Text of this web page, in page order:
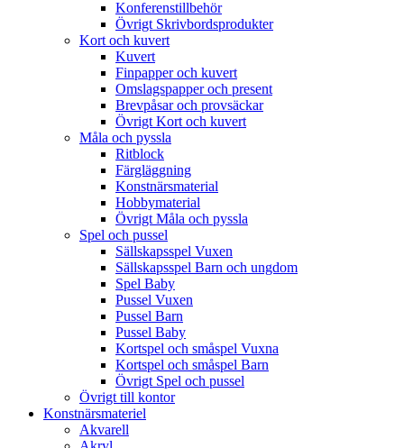
Konferenstillbehör
Övrigt Skrivbordsprodukter
Kort och kuvert
Kuvert
Finpapper och kuvert
Omslagspapper och present
Brevpåsar och provsäckar
Övrigt Kort och kuvert
Måla och pyssla
Ritblock
Färgläggning
Konstnärsmaterial
Hobbymaterial
Övrigt Måla och pyssla
Spel och pussel
Sällskapsspel Vuxen
Sällskapsspel Barn och ungdom
Spel Baby
Pussel Vuxen
Pussel Barn
Pussel Baby
Kortspel och småspel Vuxna
Kortspel och småspel Barn
Övrigt Spel och pussel
Övrigt till kontor
Konstnärsmateriel
Akvarell